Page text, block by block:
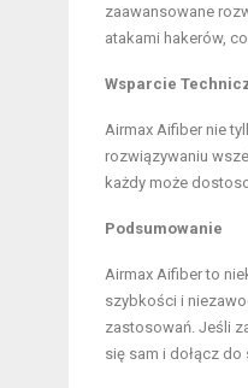
zaawansowane
atakami hakerów,
Wsparcie
Airmax Aifiber nie
rozwiązywaniu
każdy może
Podsumowanie
Airmax Aifiber to
szybkości i
zastosowań. Jeśli
się sam i dołącz